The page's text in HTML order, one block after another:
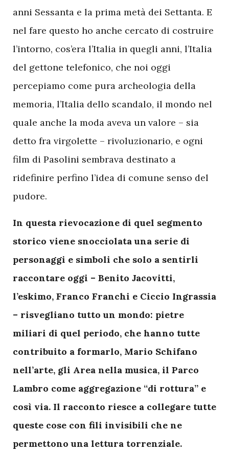
anni Sessanta e la prima metà dei Settanta. E
nel fare questo ho anche cercato di costruire
l’intorno, cos’era l’Italia in quegli anni, l’Italia
del gettone telefonico, che noi oggi
percepiamo come pura archeologia della
memoria, l’Italia dello scandalo, il mondo nel
quale anche la moda aveva un valore – sia
detto fra virgolette – rivoluzionario, e ogni
film di Pasolini sembrava destinato a
ridefinire perfino l’idea di comune senso del
pudore.
In questa rievocazione di quel segmento
storico viene snocciolata una serie di
personaggi e simboli che solo a sentirli
raccontare oggi – Benito Jacovitti,
l’eskimo, Franco Franchi e Ciccio Ingrassia
– risvegliano tutto un mondo: pietre
miliari di quel periodo, che hanno tutte
contribuito a formarlo, Mario Schifano
nell’arte, gli Area nella musica, il Parco
Lambro come aggregazione “di rottura” e
così via. Il racconto riesce a collegare tutte
queste cose con fili invisibili che ne
permettono una lettura torrenziale.